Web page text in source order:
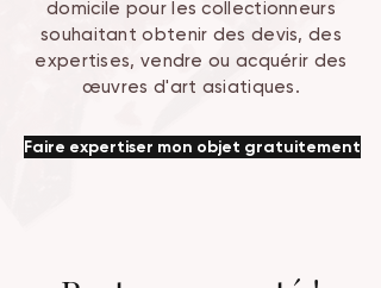
domicile pour les collectionneurs
souhaitant obtenir des devis, des
expertises, vendre ou acquérir des
œuvres d'art asiatiques.
Faire expertiser mon objet gratuitement